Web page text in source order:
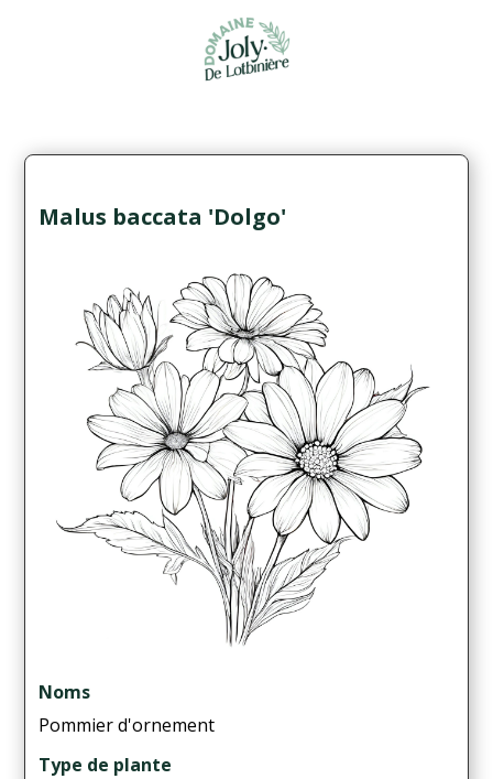
Malus baccata 'Dolgo'
Noms
Pommier d'ornement
Type de plante